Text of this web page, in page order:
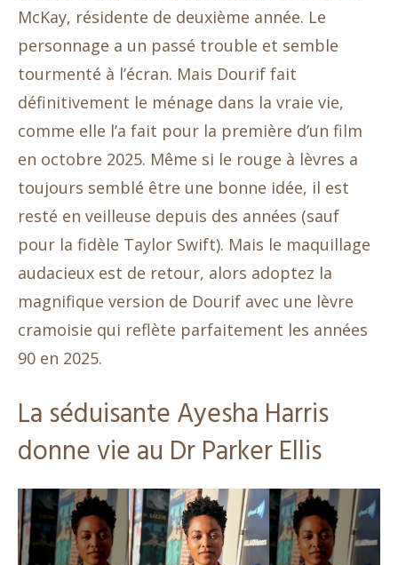
McKay, résidente de deuxième année. Le
personnage a un passé trouble et semble
tourmenté à l’écran. Mais Dourif fait
définitivement le ménage dans la vraie vie,
comme elle l’a fait pour la première d’un film
en octobre 2025. Même si le rouge à lèvres a
toujours semblé être une bonne idée, il est
resté en veilleuse depuis des années (sauf
pour la fidèle Taylor Swift). Mais le maquillage
audacieux est de retour, alors adoptez la
magnifique version de Dourif avec une lèvre
cramoisie qui reflète parfaitement les années
90 en 2025.
La séduisante Ayesha Harris
donne vie au Dr Parker Ellis